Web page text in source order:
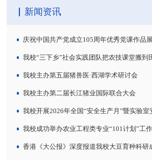
新闻资讯
庆祝中国共产党成立105周年优秀党课作品展
我校“三下乡”社会实践团队把农技课堂搬到
我校主办第五届猪兽医·西湖学术研讨会
我校主办第二届长江猪业国际联合大会
我校开展2026年全国“安全生产月”暨实验室
我校成功举办农业工程类专业“101计划”工
香港《大公报》深度报道我校大豆育种科研